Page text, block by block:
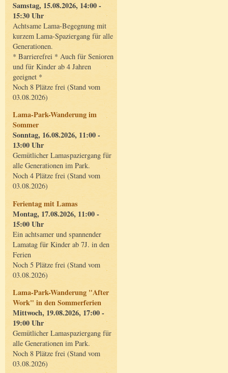
Samstag, 15.08.2026, 14:00 -
15:30 Uhr
Achtsame Lama-Begegnung mit
kurzem Lama-Spaziergang für alle
Generationen.
* Barrierefrei * Auch für Senioren
und für Kinder ab 4 Jahren
geeignet *
Noch 8 Plätze frei (Stand vom
03.08.2026)
Lama-Park-Wanderung im
Sommer
Sonntag, 16.08.2026, 11:00 -
13:00 Uhr
Gemütlicher Lamaspaziergang für
alle Generationen im Park.
Noch 4 Plätze frei (Stand vom
03.08.2026)
Ferientag mit Lamas
Montag, 17.08.2026, 11:00 -
15:00 Uhr
Ein achtsamer und spannender
Lamatag für Kinder ab 7J. in den
Ferien
Noch 5 Plätze frei (Stand vom
03.08.2026)
Lama-Park-Wanderung "After
Work" in den Sommerferien
Mittwoch, 19.08.2026, 17:00 -
19:00 Uhr
Gemütlicher Lamaspaziergang für
alle Generationen im Park.
Noch 8 Plätze frei (Stand vom
03.08.2026)